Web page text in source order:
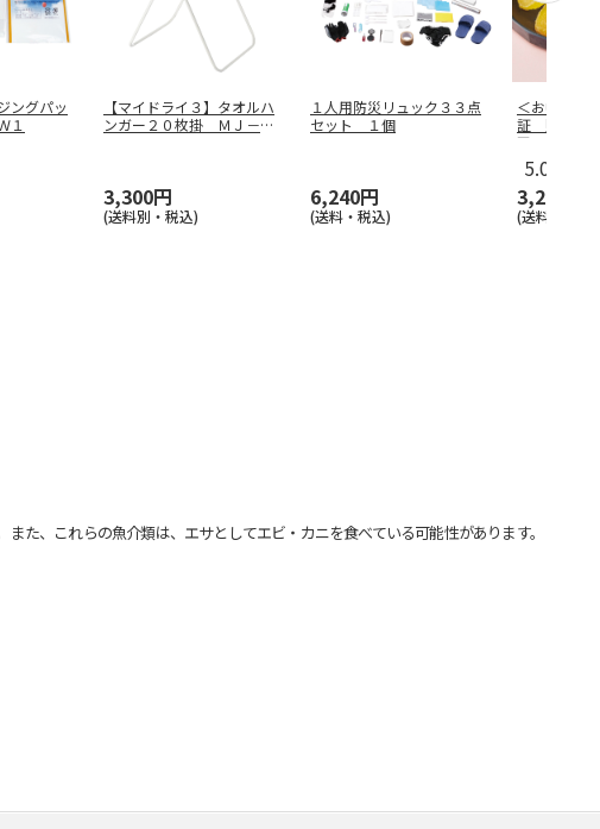
ングパッ
１
【マイドライ３】タオルハ
ンガー２０枚掛 ＭＪ－０
3,300円
(送料別・税込)
１人用防災リュック３３点
セット １個
6,240円
(送料・税込)
＜お中元＞
証 照沼Ｑ
干し芋
5.0
3,240円
(送料・税込)
た、これらの魚介類は、エサとしてエビ・カニを食べている可能性があります。